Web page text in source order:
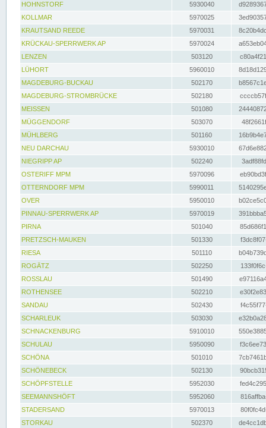
HOHNSTORF
5930040
KOLLMAR
5970025
KRAUTSAND REEDE
5970031
KRÜCKAU-SPERRWERK AP
5970024
LENZEN
503120
LÜHORT
5960010
MAGDEBURG-BUCKAU
502170
MAGDEBURG-STROMBRÜCKE
502180
MEISSEN
501080
MÜGGENDORF
503070
MÜHLBERG
501160
NEU DARCHAU
5930010
NIEGRIPP AP
502240
OSTERIFF MPM
5970096
OTTERNDORF MPM
5990011
OVER
5950010
PINNAU-SPERRWERK AP
5970019
PIRNA
501040
PRETZSCH-MAUKEN
501330
RIESA
501110
ROGÄTZ
502250
ROSSLAU
501490
ROTHENSEE
502210
SANDAU
502430
SCHARLEUK
503030
SCHNACKENBURG
5910010
SCHULAU
5950090
SCHÖNA
501010
SCHÖNEBECK
502130
SCHÖPFSTELLE
5952030
SEEMANNSHÖFT
5952060
STADERSAND
5970013
STORKAU
502370